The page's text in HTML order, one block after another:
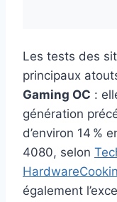
Les tests des
principaux
Gaming OC :
génération
d’environ 14 %
4080, selon
également